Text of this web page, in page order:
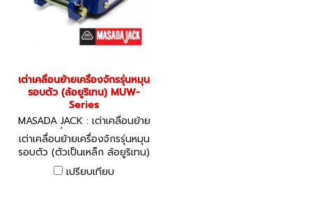
เต่าเคลื่อนย้ายเครื่องจักรรุ่นหมุน
รอบตัว (ล้อยูริเทน) MUW-
Series
MASADA JACK : เต่าเคลื่อนย้าย
เครื่องจักร MUW
เต่าเคลื่อนย้ายเครื่องจักรรุ่นหมุน
รอบตัว (ตัวเป็นเหล็ก ล้อยูริเทน)
รุ่น MUW
เปรียบเทียบ